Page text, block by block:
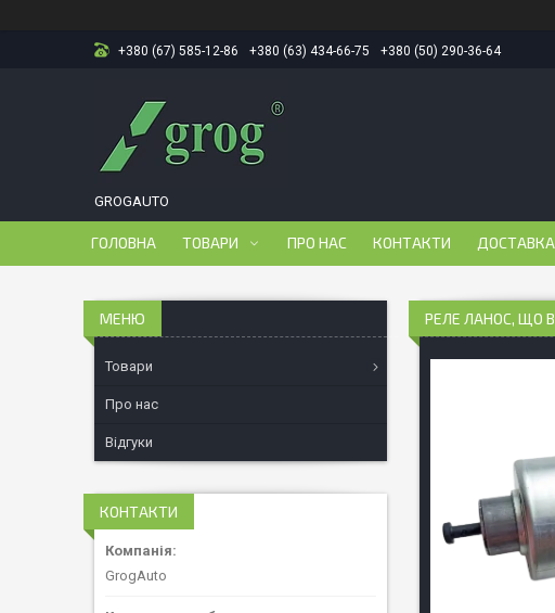
+380 (67) 585-12-86 +380 (63) 434-66-75 +380 (50) 290-36-64
GROGAUTO
ГОЛОВНА ТОВАРИ ПРО НАС КОНТАКТИ ДОСТАВКА
РЕЛЕ ЛАНОС, ЩО
Товари
Про нас
Відгуки
КОНТАКТИ
GrogAuto